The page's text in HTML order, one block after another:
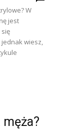
W
jest
jednak wiesz,